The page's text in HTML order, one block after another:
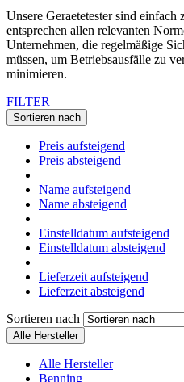
Unsere Geraetetester sind einfach
entsprechen allen relevanten
Unternehmen, die regelmäßige
müssen, um Betriebsausfälle zu
minimieren.
FILTER
Sortieren nach
Preis aufsteigend
Preis absteigend
Name aufsteigend
Name absteigend
Einstelldatum aufsteigend
Einstelldatum absteigend
Lieferzeit aufsteigend
Lieferzeit absteigend
Sortieren nach
Alle Hersteller
Alle Hersteller
Benning